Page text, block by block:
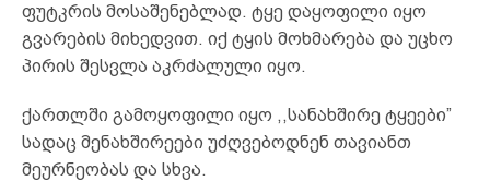
ფუტკრის მოსაშენებლად. ტყე დაყოფილი იყო
გვარების მიხედვით. იქ ტყის მოხმარება და უცხო
პირის შესვლა აკრძალული იყო.
ქართლში გამოყოფილი იყო ,,სანახშირე ტყეები”
სადაც მენახშირეები უძღვებოდნენ თავიანთ
მეურნეობას და სხვა.